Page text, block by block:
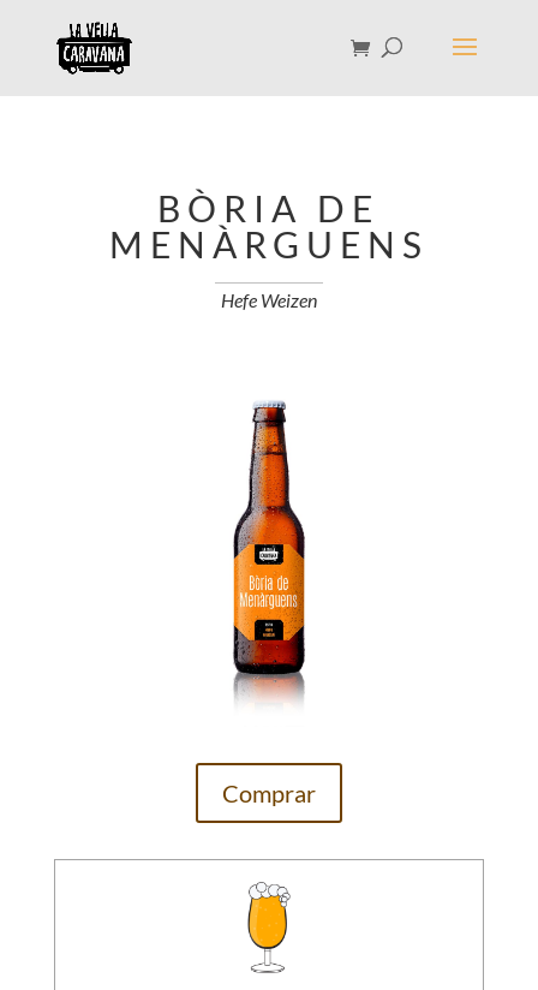
BÒRIA DE
MENÀRGUENS
Hefe Weizen
Comprar